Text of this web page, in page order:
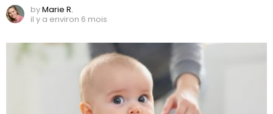
byMarie R.
il y a environ 6 mois